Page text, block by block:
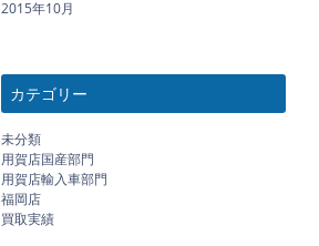
2015年10月
カテゴリー
未分類
用賀店国産部門
用賀店輸入車部門
福岡店
買取実績